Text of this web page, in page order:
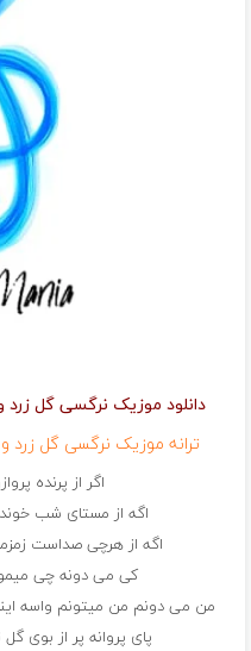
دانلود موزیک نرگسی گل
ترانه موزیک نرگسی گل
اگر از پرنده
اگه از مستای شب
اگه از هرچی صداست
کی می دونه چی
من می دونم من میتونم واسه
پای پروانه پر از بوی